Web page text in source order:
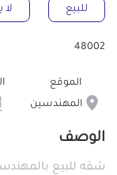
للبيع
48002
الموقع
المهندسين
الوصف
شقه للبيع